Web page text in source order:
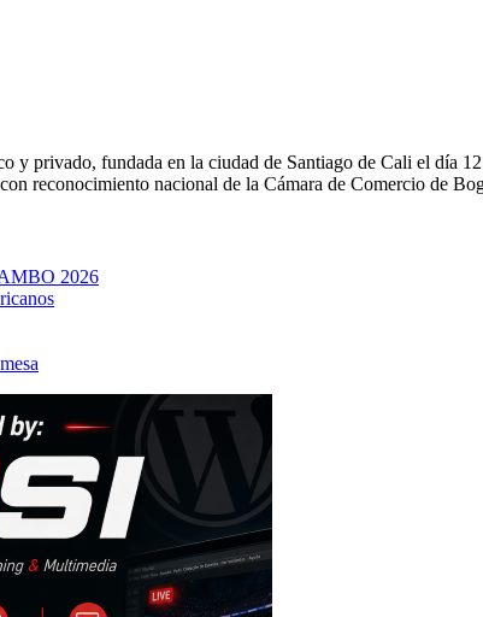
privado, fundada en la ciudad de Santiago de Cali el día
reconocimiento nacional de la Cámara de Comercio de
2026